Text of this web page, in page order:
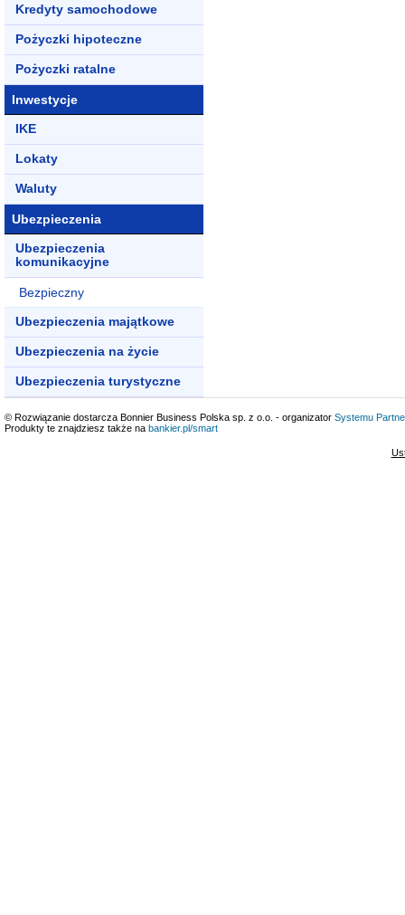
Kredyty samochodowe
Pożyczki hipoteczne
Pożyczki ratalne
Inwestycje
IKE
Lokaty
Waluty
Ubezpieczenia
Ubezpieczenia
komunikacyjne
Bezpieczny
Ubezpieczenia majątkowe
Ubezpieczenia na życie
Ubezpieczenia turystyczne
© Rozwiązanie dostarcza Bonnier Business Polska sp. z o.o. - organizator Systemu
Produkty te znajdziesz także na bankier.pl/smart